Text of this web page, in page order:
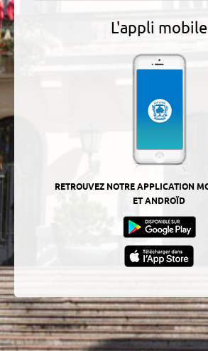
L'appli mobile
RETROUVEZ NOTRE APPLICATION
ET ANDROÏD